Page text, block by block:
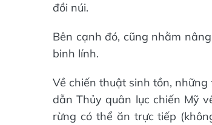
đồi núi.
Bên cạnh đó, cũng nhằm
binh lính.
Về chiến thuật sinh tồn,
dẫn Thủy quân lục chiến Mỹ
rừng có thể ăn trực tiếp